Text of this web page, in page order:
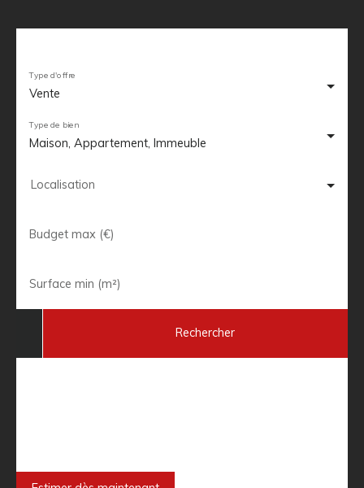
Vente
Type d'offre
Maison, Appartement, Immeuble
Type de bien
Localisation
Budget max (€)
Surface min (m²)
Rechercher